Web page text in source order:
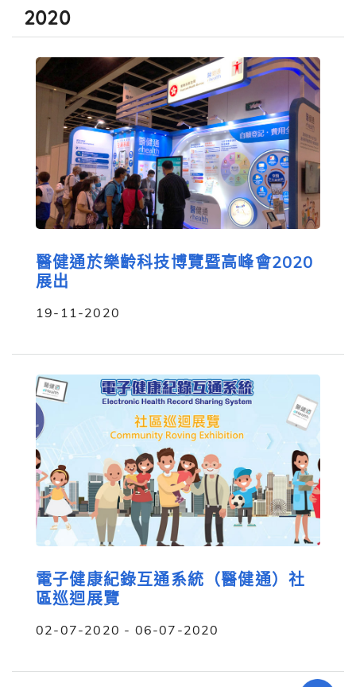
2020
醫健通於樂齡科技博覽暨高峰會2020
展出
19-11-2020
電子健康紀錄互通系統（醫健通）社
區巡迴展覽
02-07-2020 - 06-07-2020